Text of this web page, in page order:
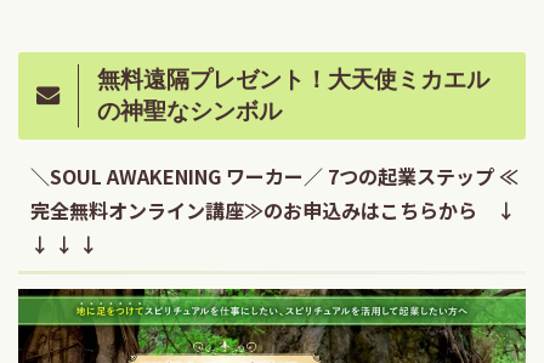
無料遠隔プレゼント！大天使ミカエル
の神聖なシンボル
＼SOUL AWAKENING ワーカー／ 7つの起業ステップ ≪
完全無料オンライン講座≫のお申込みはこちらから ↓
↓ ↓ ↓